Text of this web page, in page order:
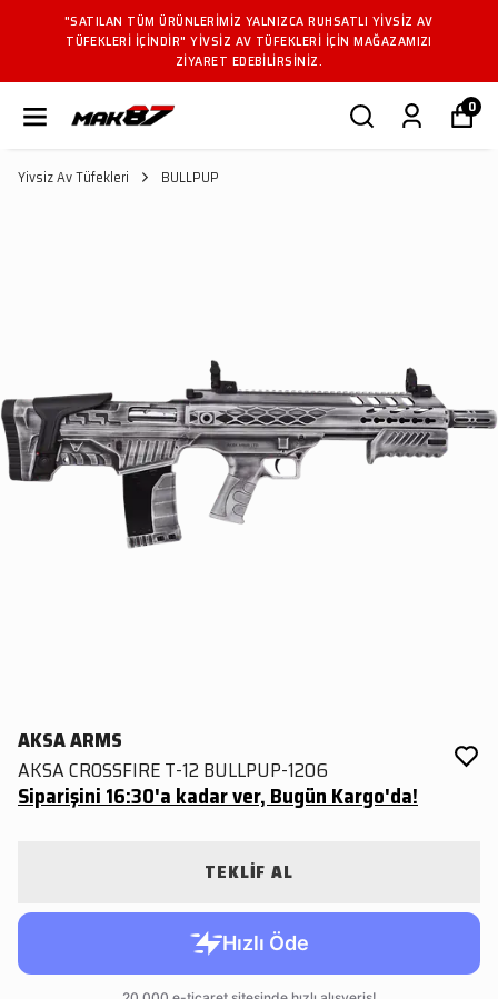
"SATILAN TÜM ÜRÜNLERIMIZ YALNIZCA RUHSATLI YIVSIZ AV
TÜFEKLERI IÇINDIR" YIVSIZ AV TÜFEKLERI IÇIN MAĞAZAMIZI
ZIYARET EDEBILIRSINIZ.
0
Yivsiz Av Tüfekleri BULLPUP
AKSA ARMS
AKSA CROSSFIRE T-12 BULLPUP-1206
Siparişini 16:30'a kadar ver, Bugün Kargo'da!
TEKLİF AL